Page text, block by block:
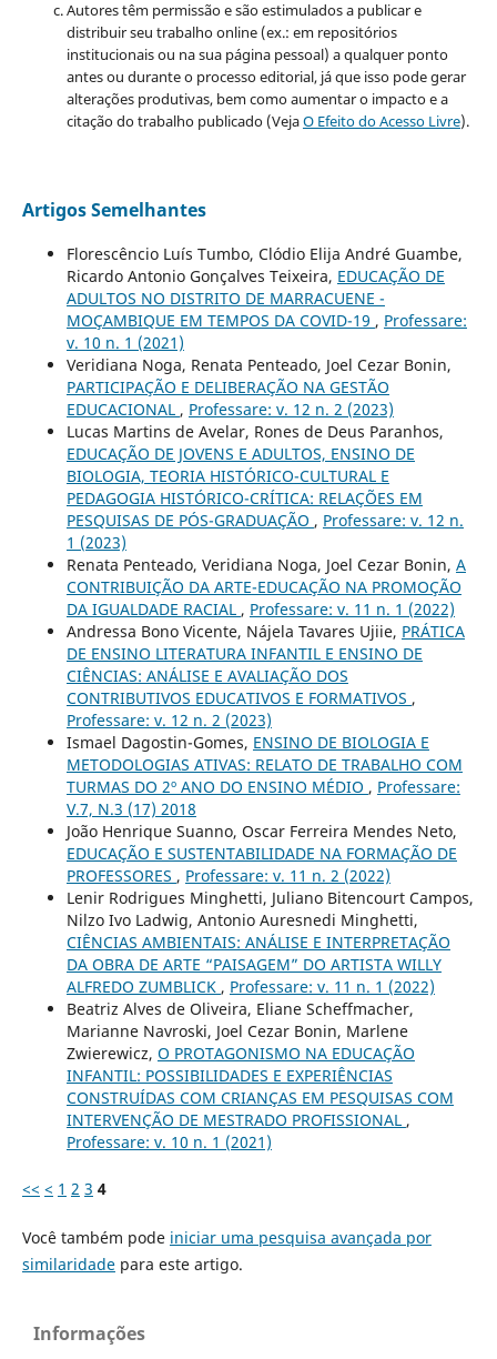
Autores têm permissão e são estimulados a publicar e
distribuir seu trabalho online (ex.: em repositórios
institucionais ou na sua página pessoal) a qualquer ponto
antes ou durante o processo editorial, já que isso pode gerar
alterações produtivas, bem como aumentar o impacto e a
citação do trabalho publicado (VejaO Efeito do Acesso Livre).
Artigos Semelhantes
Florescêncio Luís Tumbo, Clódio Elija André Guambe,
Ricardo Antonio Gonçalves Teixeira, EDUCAÇÃO DE
ADULTOS NO DISTRITO DE MARRACUENE -
MOÇAMBIQUE EM TEMPOS DA COVID-19 , Professare:
v. 10 n. 1 (2021)
Veridiana Noga, Renata Penteado, Joel Cezar Bonin,
PARTICIPAÇÃO E DELIBERAÇÃO NA GESTÃO
EDUCACIONAL , Professare: v. 12 n. 2 (2023)
Lucas Martins de Avelar, Rones de Deus Paranhos,
EDUCAÇÃO DE JOVENS E ADULTOS, ENSINO DE
BIOLOGIA, TEORIA HISTÓRICO-CULTURAL E
PEDAGOGIA HISTÓRICO-CRÍTICA: RELAÇÕES EM
PESQUISAS DE PÓS-GRADUAÇÃO , Professare: v. 12 n.
1 (2023)
Renata Penteado, Veridiana Noga, Joel Cezar Bonin, A
CONTRIBUIÇÃO DA ARTE-EDUCAÇÃO NA PROMOÇÃO
DA IGUALDADE RACIAL , Professare: v. 11 n. 1 (2022)
Andressa Bono Vicente, Nájela Tavares Ujiie, PRÁTICA
DE ENSINO LITERATURA INFANTIL E ENSINO DE
CIÊNCIAS: ANÁLISE E AVALIAÇÃO DOS
CONTRIBUTIVOS EDUCATIVOS E FORMATIVOS ,
Professare: v. 12 n. 2 (2023)
Ismael Dagostin-Gomes, ENSINO DE BIOLOGIA E
METODOLOGIAS ATIVAS: RELATO DE TRABALHO COM
TURMAS DO 2º ANO DO ENSINO MÉDIO , Professare:
V.7, N.3 (17) 2018
João Henrique Suanno, Oscar Ferreira Mendes Neto,
EDUCAÇÃO E SUSTENTABILIDADE NA FORMAÇÃO DE
PROFESSORES , Professare: v. 11 n. 2 (2022)
Lenir Rodrigues Minghetti, Juliano Bitencourt Campos,
Nilzo Ivo Ladwig, Antonio Auresnedi Minghetti,
CIÊNCIAS AMBIENTAIS: ANÁLISE E INTERPRETAÇÃO
DA OBRA DE ARTE “PAISAGEM” DO ARTISTA WILLY
ALFREDO ZUMBLICK , Professare: v. 11 n. 1 (2022)
Beatriz Alves de Oliveira, Eliane Scheffmacher,
Marianne Navroski, Joel Cezar Bonin, Marlene
Zwierewicz, O PROTAGONISMO NA EDUCAÇÃO
INFANTIL: POSSIBILIDADES E EXPERIÊNCIAS
CONSTRUÍDAS COM CRIANÇAS EM PESQUISAS COM
INTERVENÇÃO DE MESTRADO PROFISSIONAL ,
Professare: v. 10 n. 1 (2021)
<< < 1 2 3 4
Você também pode iniciar uma pesquisa avançada por
similaridadepara este artigo.
Informações